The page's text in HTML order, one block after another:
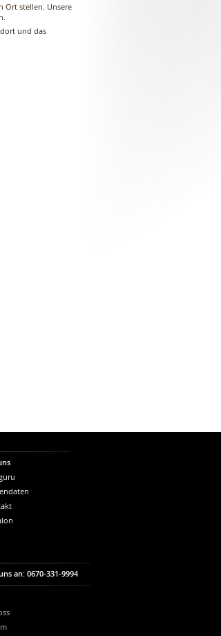
Ort stellen. Unsere
und das
an: 0670-331-9994